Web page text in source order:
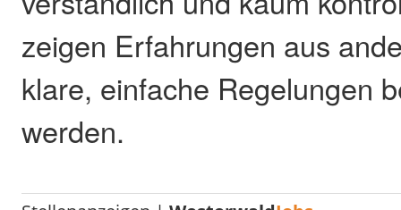
zeigen Erfahrungen aus
klare, einfache Regelungen
werden.